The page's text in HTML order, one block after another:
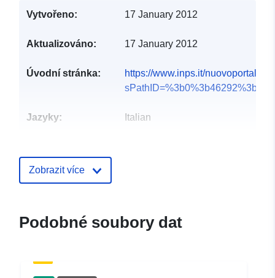
Vytvořeno: 17 January 2012
Aktualizováno: 17 January 2012
Úvodní stránka:
https://www.inps.it/
sPathID=%3b0%3b46292%3b&l...
Jazyky: Italian
Katalogový
Zobrazit více
Podobné soubory dat